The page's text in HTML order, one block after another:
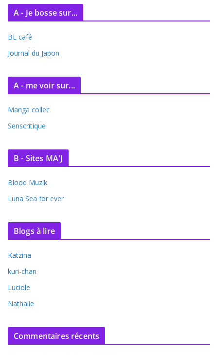
A - Je bosse sur...
BL café
Journal du Japon
A - me voir sur...
Manga collec
Senscritique
B - Sites MA'J
Blood Muzik
Luna Sea for ever
Blogs à lire
Katzina
kuri-chan
Luciole
Nathalie
Commentaires récents